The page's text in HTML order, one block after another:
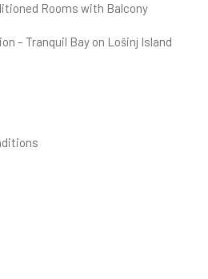
Rooms with Balcony
– Tranquil Bay on Lošinj Island